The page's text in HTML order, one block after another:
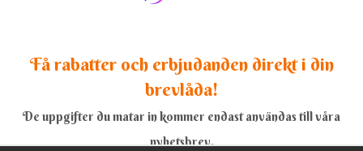
Få rabatter och erbjudanden direkt i din
brevlåda!
De uppgifter du matar in kommer endast användas till våra
nyhetsbrev.